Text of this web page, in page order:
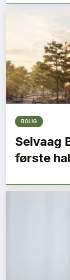
BOLIG
Selvaag
første